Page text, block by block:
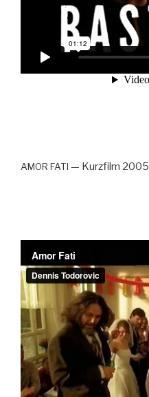
AMOR FATI — Kurz­film 2005